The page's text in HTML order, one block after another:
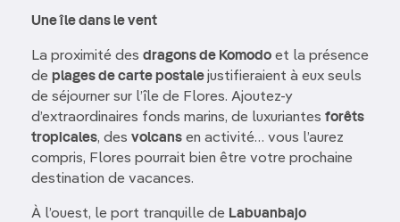
Une île dans le vent
La proximité des dragons de Komodo et la présence
de plages de carte postalejustifieraient à eux seuls
de séjourner sur l’île de Flores. Ajoutez-y
d’extraordinaires fonds marins, de luxuriantes forêts
tropicales, des volcans en activité… vous l’aurez
compris, Flores pourrait bien être votre prochaine
destination de vacances.
À l’ouest, le port tranquille de Labuanbajo